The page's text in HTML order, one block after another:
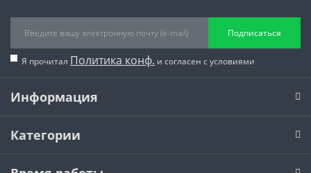
Подписаться
Я прочитал Политика конф. и согласен с условиями
Информация
Категории